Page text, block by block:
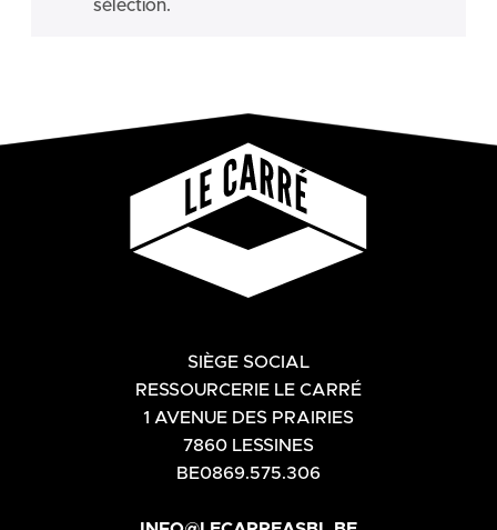
sélection.
SIÈGE SOCIAL
RESSOURCERIE LE CARRÉ
1 AVENUE DES PRAIRIES
7860 LESSINES
BE0869.575.306